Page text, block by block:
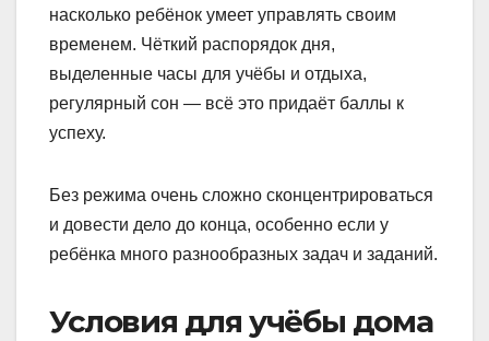
насколько ребёнок умеет управлять своим
временем. Чёткий распорядок дня,
выделенные часы для учёбы и отдыха,
регулярный сон — всё это придаёт баллы к
успеху.
Без режима очень сложно сконцентрироваться
и довести дело до конца, особенно если у
ребёнка много разнообразных задач и заданий.
Условия для учёбы дома